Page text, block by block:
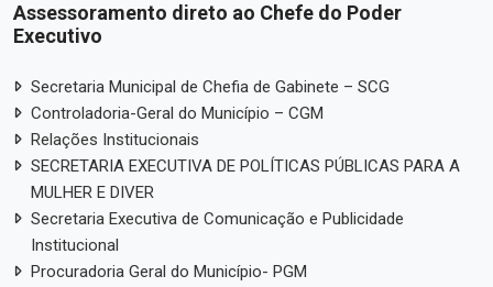
Assessoramento direto ao Chefe do Poder
Executivo
Secretaria Municipal de Chefia de Gabinete – SCG
Controladoria-Geral do Município – CGM
Relações Institucionais
SECRETARIA EXECUTIVA DE POLÍTICAS PÚBLICAS PARA A
MULHER E DIVER
Secretaria Executiva de Comunicação e Publicidade
Institucional
Procuradoria Geral do Município- PGM